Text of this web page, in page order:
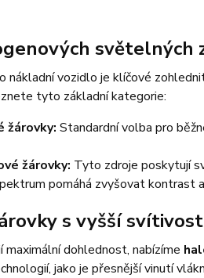
světelných
nákladní vozidlo je klíčové
tyto základní kategorie:
žárovky: Standardní volba pro
žárovky: Tyto zdroje poskytují
pomáhá zvyšovat kontrast
s vyšší
maximální dohlednost, nabízíme
jako je přesnější vinutí